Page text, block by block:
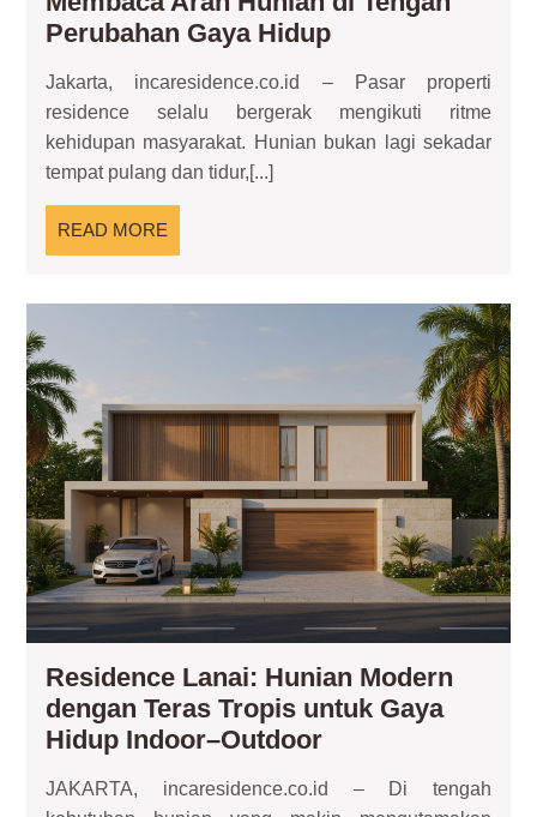
Perubahan Gaya HidupAnalisis
Properti
Residence:
Membaca
Perubahan
Jakarta, incaresidence.co.id – Pasar properti
residence selalu bergerak mengikuti ritme
kehidupan masyarakat. Hunian bukan lagi sekadar
tempat pulang dan tidur,[...]
READ MORE
MORE
Residence Lanai: Hunian Modern
dengan Teras Tropis untuk Gaya
Hidup Indoor–OutdoorResidence
Hunian
JAKARTA, incaresidence.co.id – Di tengah